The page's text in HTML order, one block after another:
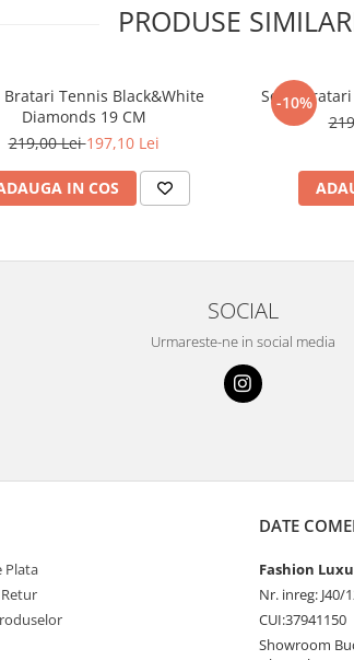
PRODUSE
Bratari Tennis Black&White
Diamonds 19 CM
219,00 Lei197,10 Lei
IN COS
-10%
Set 3
SOCIAL
Urmareste-ne in social media
Plata
DATE
Fashion
Nr. inreg: J40/
CUI:37941150
Showroom